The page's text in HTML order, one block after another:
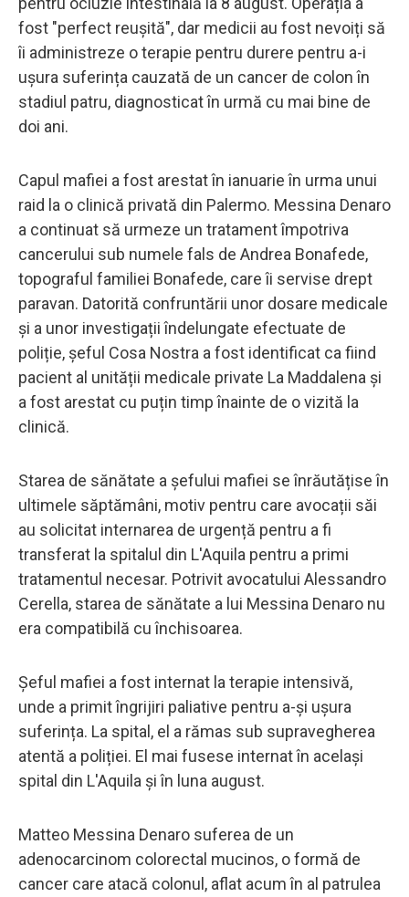
fost "perfect reușită", dar medicii au fost nevoiți să
îi administreze o terapie pentru durere pentru a-i
ușura suferința cauzată de un cancer de colon în
stadiul patru, diagnosticat în urmă cu mai bine de
doi ani.
Capul mafiei a fost arestat în ianuarie în urma unui
raid la o clinică privată din Palermo. Messina Denaro
a continuat să urmeze un tratament împotriva
cancerului sub numele fals de Andrea Bonafede,
topograful familiei Bonafede, care îi servise drept
paravan. Datorită confruntării unor dosare medicale
și a unor investigații îndelungate efectuate de
poliție, șeful Cosa Nostra a fost identificat ca fiind
pacient al unității medicale private La Maddalena și
a fost arestat cu puțin timp înainte de o vizită la
clinică.
Starea de sănătate a șefului mafiei se înrăutățise în
ultimele săptămâni, motiv pentru care avocații săi
au solicitat internarea de urgență pentru a fi
transferat la spitalul din L'Aquila pentru a primi
tratamentul necesar. Potrivit avocatului Alessandro
Cerella, starea de sănătate a lui Messina Denaro nu
era compatibilă cu închisoarea.
Șeful mafiei a fost internat la terapie intensivă,
unde a primit îngrijiri paliative pentru a-și ușura
suferința. La spital, el a rămas sub supravegherea
atentă a poliției. El mai fusese internat în același
spital din L'Aquila și în luna august.
Matteo Messina Denaro suferea de un
adenocarcinom colorectal mucinos, o formă de
cancer care atacă colonul, aflat acum în al patrulea